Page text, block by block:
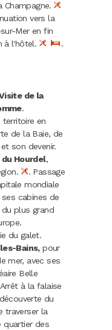
Champagne.
vers la
Mer en fin
à l'hôtel.
.
de la
.
en
de la Baie, de
son devenir.
Hourdel,
. Passage
mondiale
cabines de
plus grand
du galet.
Bains,pour
mer, avec ses
Belle
à la falaise
du
traverser la
quartier des